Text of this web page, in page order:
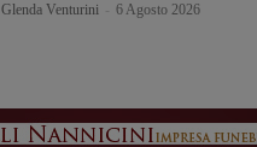
Glenda Venturini 6 Agosto 2026